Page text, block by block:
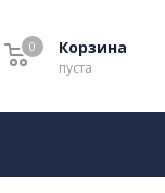
Корзина
пуста
0